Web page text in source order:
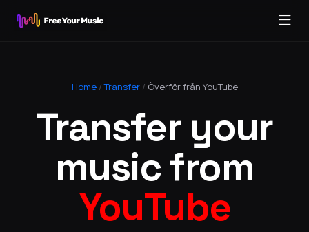
Home /Transfer / Överför från YouTube
Transfer your
music from
YouTube